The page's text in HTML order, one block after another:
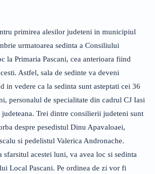
primirea alesilor judeteni in municipiul
urmatoarea sedinta a Consiliului
la Primaria Pascani, cea anterioara fiind
Astfel, sala de sedinte va deveni
in vedere ca la sedinta sunt asteptati cei 36
personalul de specialitate din cadrul CJ Iasi
Trei dintre consilierii judeteni sunt
despre pesedistul Dinu Apavaloaei,
si pedelistul Valerica Andronache.
sfarsitul acestei luni, va avea loc si sedinta
Local Pascani. Pe ordinea de zi vor fi